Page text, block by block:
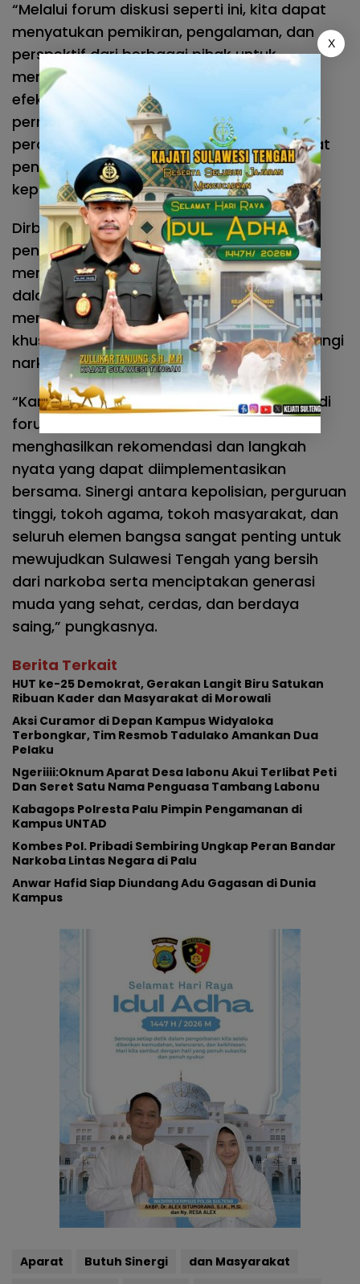
“Melalui forum diskusi seperti ini, kita dapat
menyatukan pemikiran, pengalaman, dan
perspektif dari berbagai pihak untuk
merumuskan langkah-langkah yang lebih
efektif dalam mencegah serta menangani
permasalahan narkoba. Kampus memiliki
peran yang sangat strategis sebagai pusat
pendidikan, penelitian, dan pengabdian
kepada masyarakat,” ujarnya.
Dirbinmas juga menilai kehadiran aparat
penegak hukum di lingkungan akademik
merupakan bentuk komitmen bersama
dalam membangun kesadaran hukum dan
meningkatkan partisipasi masyarakat,
khususnya generasi muda, dalam memerangi
narkoba.
“Kami berharap FGD ini tidak hanya menjadi
forum diskusi, tetapi juga mampu
menghasilkan rekomendasi dan langkah
nyata yang dapat diimplementasikan
bersama. Sinergi antara kepolisian, perguruan
tinggi, tokoh agama, tokoh masyarakat, dan
seluruh elemen bangsa sangat penting untuk
mewujudkan Sulawesi Tengah yang bersih
dari narkoba serta menciptakan generasi
muda yang sehat, cerdas, dan berdaya
saing,” pungkasnya.
Berita Terkait
HUT ke-25 Demokrat, Gerakan Langit Biru Satukan
Ribuan Kader dan Masyarakat di Morowali
Aksi Curamor di Depan Kampus Widyaloka
Terbongkar, Tim Resmob Tadulako Amankan Dua
Pelaku
Ngeriiii:Oknum Aparat Desa labonu Akui Terlibat Peti
Dan Seret Satu Nama Penguasa Tambang Labonu
Kabagops Polresta Palu Pimpin Pengamanan di
Kampus UNTAD
Kombes Pol. Pribadi Sembiring Ungkap Peran Bandar
Narkoba Lintas Negara di Palu
Anwar Hafid Siap Diundang Adu Gagasan di Dunia
Kampus
Aparat Butuh Sinergi
dan Masyarakat
X